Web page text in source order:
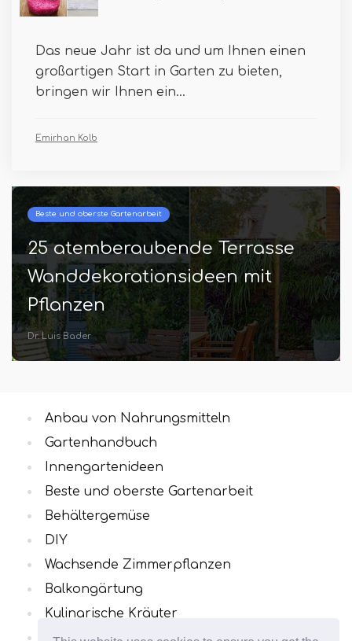
Das neue Jahr ist da und um Ihnen einen
großartigen Start in Garten zu bieten,
bringen wir Ihnen ein...
Emirhan Kolb
Beste und oberste Gartenarbeit
25 atemberaubende Terrasse
Wanddekorationsideen mit
Pflanzen
Dr. Luis Bader
Anbau von Nahrungsmitteln
Gartenhandbuch
Innengartenideen
Beste und oberste Gartenarbeit
Behältergemüse
DIY
Wachsende Zimmerpflanzen
Balkongärtung
Kulinarische Kräuter
Alle Kategorien